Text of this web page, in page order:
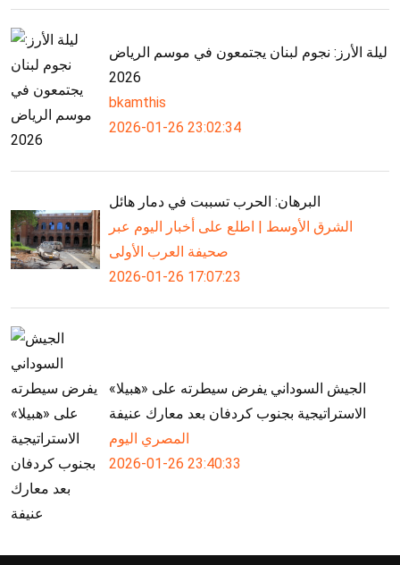
ليلة الأرز: نجوم لبنان يجتمعون في موسم الرياض
2026
bkamthis
2026-01-26 23:02:34
البرهان: الحرب تسببت في دمار هائل
الشرق الأوسط | اطلع على أخبار اليوم عبر
صحيفة العرب الأولى
2026-01-26 17:07:23
الجيش السوداني يفرض سيطرته على «هبيلا»
الاستراتيجية بجنوب كردفان بعد معارك عنيفة
المصري اليوم
2026-01-26 23:40:33